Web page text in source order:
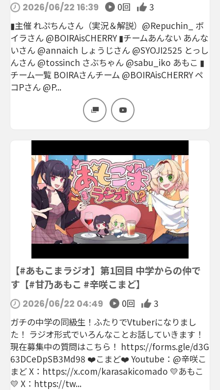
2026/06/22 16:39 0回
3
▮主催 れぷちんさん（実況＆解説）@Repuchin_ ボ
イラさん @BOIRAisCHERRY ▮チームあんない あんな
いさん @annaich しょうじさん @SYOJI2525 とっし
んさん @tossinch さぶちゃん @sabu_iko あもこ ▮
チーム一覧 BOIRAさんチーム @BOIRAisCHERRY ペ
コPさん @P...
【#あもこまラジオ】第1回目 中学からの仲で
す【#甘乃あもこ #辛咲こまど】
2026/06/22 04:49 0回
3
ガチの中学の同級生！ふたりでVtuberになりまし
た！ ラジオ形式でいろんなことお話していきます！
現在募集中の質問はこちら！ https://forms.gle/d3G
63DCeDpSB3Md98 ❤️こまど❤️ Youtube：@辛咲こ
まど X：https://x.com/karasakicomado 💛あもこ
💛 X：https://tw...